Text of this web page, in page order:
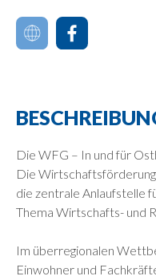
Die WFG – In und für
Die
die zentrale Anlaufstelle
Thema Wirtschafts- und
Im überregionalen
Einwohner und